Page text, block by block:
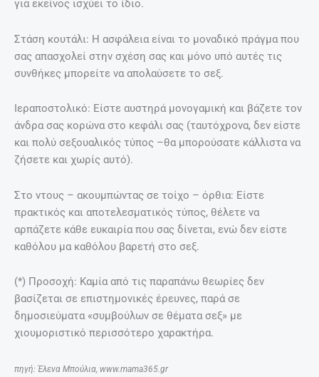
για εκείνος ισχύει το ίδιο.
Στάση κουτάλι: Η ασφάλεια είναι το μοναδικό πράγμα που
σας απασχολεί στην σχέση σας και μόνο υπό αυτές τις
συνθήκες μπορείτε να απολαύσετε το σεξ.
Ιεραποστολικό: Είστε αυστηρά μονογαμική και βάζετε τον
άνδρα σας κορώνα στο κεφάλι σας (ταυτόχρονα, δεν είστε
και πολύ σεξουαλικός τύπος –θα μπορούσατε κάλλιστα να
ζήσετε και χωρίς αυτό).
Στο ντους – ακουμπώντας σε τοίχο – όρθια: Είστε
πρακτικός και αποτελεσματικός τύπος, θέλετε να
αρπάζετε κάθε ευκαιρία που σας δίνεται, ενώ δεν είστε
καθόλου μα καθόλου βαρετή στο σεξ.
(*) Προσοχή: Καμία από τις παραπάνω θεωρίες δεν
βασίζεται σε επιστημονικές έρευνες, παρά σε
δημοσιεύματα «συμβούλων σε θέματα σεξ» με
χιουμοριστικό περισσότερο χαρακτήρα.
πηγή: Έλενα Μπούλια, www.mama365.gr